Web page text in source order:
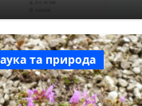
та природа